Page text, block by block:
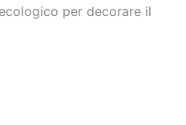
per decorare il